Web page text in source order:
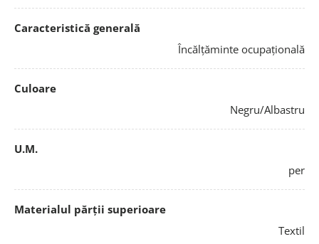
Caracteristică generală
Încălțăminte ocupațională
Culoare
Negru/Albastru
U.M.
per
Materialul părții superioare
Textil